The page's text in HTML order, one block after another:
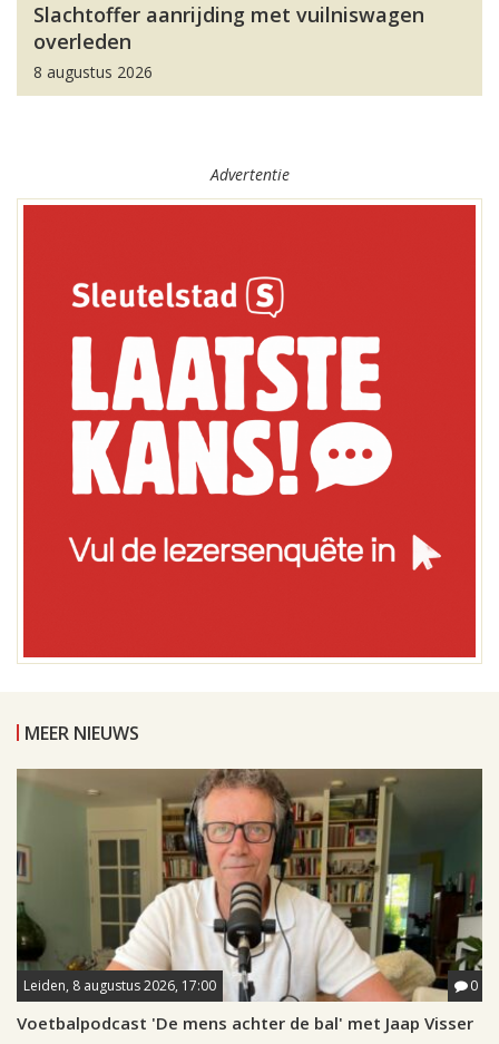
Slachtoffer aanrijding met vuilniswagen
overleden
8 augustus 2026
Advertentie
MEER NIEUWS
Leiden, 8 augustus 2026, 17:00 0
Voetbalpodcast 'De mens achter de bal' met Jaap Visser